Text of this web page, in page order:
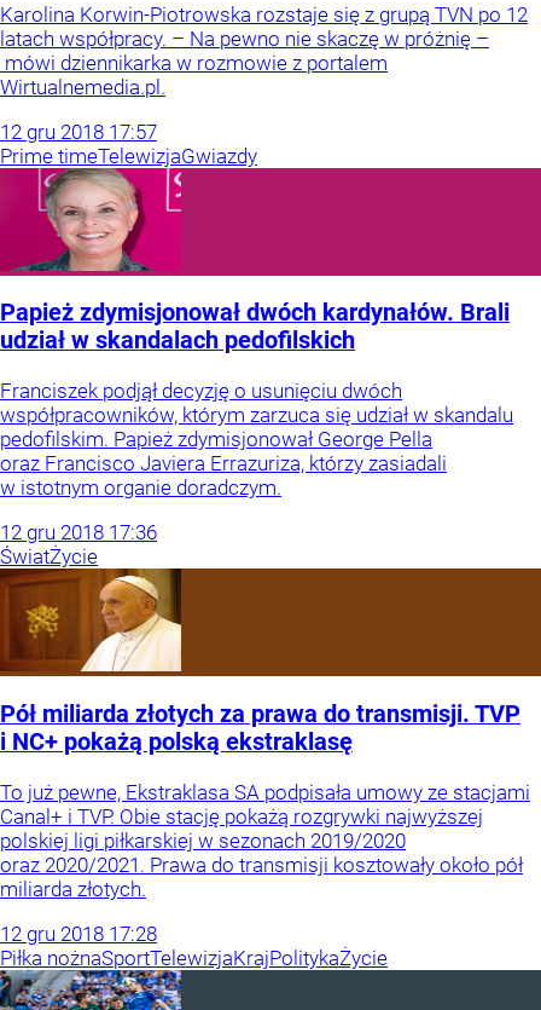
Karolina Korwin-Piotrowska rozstaje się z grupą TVN po 12
latach współpracy. – Na pewno nie skaczę w próżnię –
mówi dziennikarka w rozmowie z portalem
Wirtualnemedia.pl.
12 gru 2018 17:57
Prime timeTelewizjaGwiazdy
Papież zdymisjonował dwóch kardynałów. Brali
udział w skandalach pedofilskich
Franciszek podjął decyzję o usunięciu dwóch
współpracowników, którym zarzuca się udział w skandalu
pedofilskim. Papież zdymisjonował George Pella
oraz Francisco Javiera Errazuriza, którzy zasiadali
w istotnym organie doradczym.
12 gru 2018 17:36
ŚwiatŻycie
Pół miliarda złotych za prawa do transmisji. TVP
i NC+ pokażą polską ekstraklasę
To już pewne, Ekstraklasa SA podpisała umowy ze stacjami
Canal+ i TVP. Obie stację pokażą rozgrywki najwyższej
polskiej ligi piłkarskiej w sezonach 2019/2020
oraz 2020/2021. Prawa do transmisji kosztowały około pół
miliarda złotych.
12 gru 2018 17:28
Piłka nożnaSportTelewizjaKrajPolitykaŻycie